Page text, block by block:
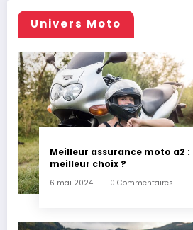
Univers Moto
Meilleur assurance moto a2 :
meilleur choix ?
6 mai 2024 0 Commentaires